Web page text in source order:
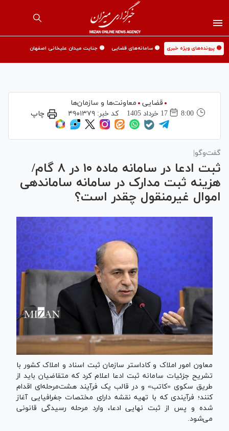
🟡 پرونده‌های ویژه خبری 🟡 سامانه‌های قضایی 🟡 جنایت میدان علیخانی اصفهان
قضایی
معاونت‌ها و سازمان‌ها
8:00
17 خرداد 1405 کد خبر:۴۹۰۱۳۷۹ چاپ
گفت‌وگو|
ثبت ادعا در سامانه ماده ۱۰ در ۸ گام/
هزینه ثبت مدارک در سامانه ساماندهی
اموال غیرمنقول چقدر است؟
معاون امور املاک و کاداستر سازمان ثبت اسناد و املاک کشور با
تشریح جزئیات سامانه ثبت ادعا اعلام کرد که متقاضیان باید از
طریق سکوی «کاتب» و در قالب یک فرآیند هشت‌مرحله‌ای اقدام
کنند؛ فرآیندی که با تهیه نقشه دارای مختصات جغرافیایی آغاز
شده و پس از ثبت نهایی ادعا، وارد مرحله رسیدگی قانونی
می‌شود.